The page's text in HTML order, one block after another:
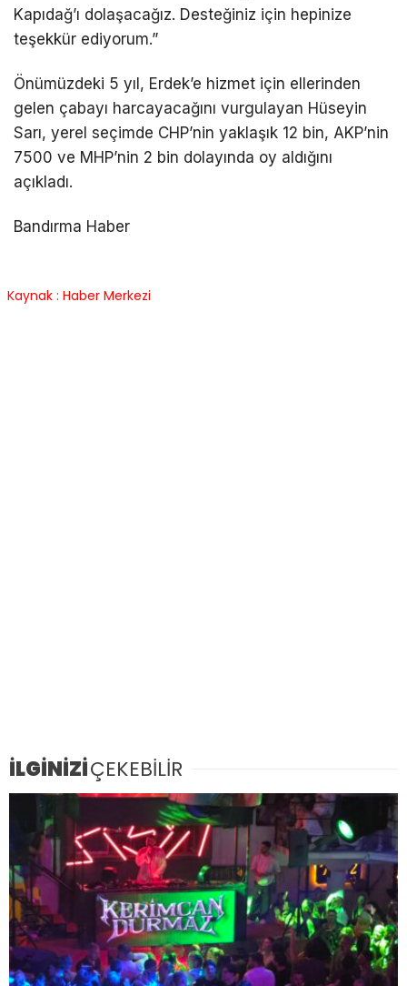
Kapıdağ’ı dolaşacağız. Desteğiniz için hepinize
teşekkür ediyorum.”
Önümüzdeki 5 yıl, Erdek’e hizmet için ellerinden
gelen çabayı harcayacağını vurgulayan Hüseyin
Sarı, yerel seçimde CHP’nin yaklaşık 12 bin, AKP’nin
7500 ve MHP’nin 2 bin dolayında oy aldığını
açıkladı.
Bandırma Haber
Kaynak : Haber Merkezi
İLGİNİZİÇEKEBİLİR